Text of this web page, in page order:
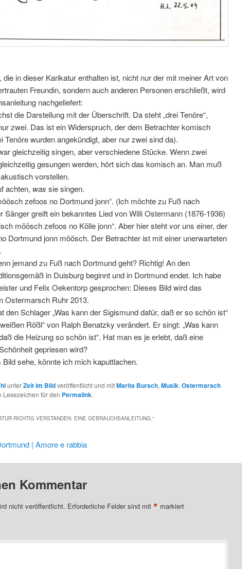
in dieser Karikatur enthalten ist, nicht nur der mit meiner Art von
Freundin, sondern auch anderen Personen erschließt, wird
nachgeliefert:
die Darstellung mit der Überschrift. Da steht „drei Tenöre“,
zwei. Das ist ein Widerspruch, der dem Betrachter komisch
wurden angekündigt, aber nur zwei sind da).
gleichzeitig singen, aber verschiedene Stücke. Wenn zwei
gesungen werden, hört sich das komisch an. Man muß
vorstellen.
achten, was sie singen.
zefoos no Dortmund jonn“. (Ich möchte zu Fuß nach
Sänger greift ein bekanntes Lied von Willi Ostermann (1876-1936)
möösch zefoos no Kölle jonn“. Aber hier steht vor uns einer, der
Dortmund jonn möösch. Der Betrachter ist mit einer unerwarteten
jemand zu Fuß nach Dortmund geht? Richtig! An den
in Duisburg beginnt und in Dortmund endet. Ich habe
und Felix Oekentorp gesprochen: Dieses Bild wird das
Ostermarsch Ruhr 2013.
den Schlager „Was kann der Sigismund dafür, daß er so schön ist“
Rößl“ von Ralph Benatzky verändert. Er singt: „Was kann
die Heizung so schön ist“. Hat man es je erlebt, daß eine
gepriesen wird?
sehe, könnte ich mich kaputtlachen.
hlunterZeit im Bildveröffentlicht und mitMarita Bursch, Musik, Ostermarsch
Lesezeichen für den Permalink.
RICHTIG VERSTANDEN. EINE GEBRAUCHSANLEITUNG.“
| Amore e rabbia
Kommentar
nicht veröffentlicht. Erforderliche Felder sind mit * markiert